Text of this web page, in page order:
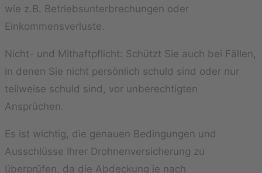
wie z.B. Betriebsunterbrechungen oder
Einkommensverluste.
Nicht- und Mithaftpflicht: Schützt Sie auch bei Fällen,
in denen Sie nicht persönlich schuld sind oder nur
teilweise schuld sind, vor unberechtigten
Ansprüchen.
Es ist wichtig, die genauen Bedingungen und
Ausschlüsse Ihrer Drohnenversicherung zu
überprüfen, da die Abdeckung je nach